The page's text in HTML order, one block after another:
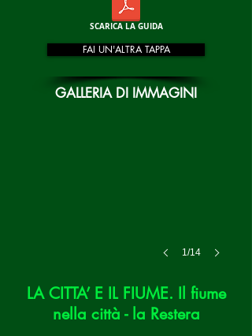
SCARICA LA GUIDA
FAI UN'ALTRA TAPPA
GALLERIA DI IMMAGINI
1/14
LA CITTA’ E IL FIUME. Il fiume
nella città - la Restera